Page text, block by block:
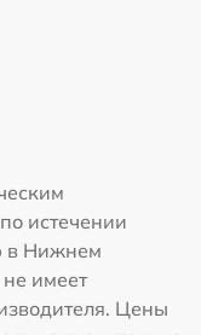
истечении
в Нижнем
имеет
Цены